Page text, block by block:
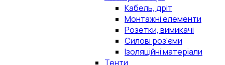
Кабель, дріт
Монтажні елементи
Розетки, вимикачі
Силові роз'єми
Ізоляційні матеріали
Тенти